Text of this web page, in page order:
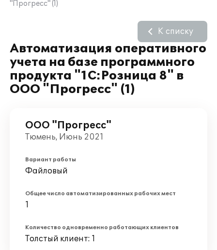
"Прогресс" (1)
Автоматизация оперативного
учета на базе программного
продукта "1С:Розница 8" в
ООО "Прогресс" (1)
К списку
ООО "Прогресс"
Тюмень, Июнь 2021
Вариант работы
Файловый
Общее число автоматизированных рабочих мест
1
Количество одновременно работающих клиентов
Толстый клиент: 1